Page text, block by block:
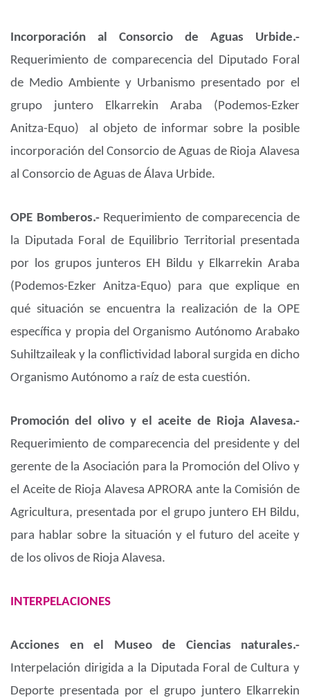
Incorporación al Consorcio de Aguas Urbide.-
Requerimiento de comparecencia del Diputado Foral
de Medio Ambiente y Urbanismo presentado por el
grupo juntero Elkarrekin Araba (Podemos-Ezker
Anitza-Equo) al objeto de informar sobre la posible
incorporación del Consorcio de Aguas de Rioja Alavesa
al Consorcio de Aguas de Álava Urbide.
OPE Bomberos.- Requerimiento de comparecencia de
la Diputada Foral de Equilibrio Territorial presentada
por los grupos junteros EH Bildu y Elkarrekin Araba
(Podemos-Ezker Anitza-Equo) para que explique en
qué situación se encuentra la realización de la OPE
específica y propia del Organismo Autónomo Arabako
Suhiltzaileak y la conflictividad laboral surgida en dicho
Organismo Autónomo a raíz de esta cuestión.
Promoción del olivo y el aceite de Rioja Alavesa.-
Requerimiento de comparecencia del presidente y del
gerente de la Asociación para la Promoción del Olivo y
el Aceite de Rioja Alavesa APRORA ante la Comisión de
Agricultura, presentada por el grupo juntero EH Bildu,
para hablar sobre la situación y el futuro del aceite y
de los olivos de Rioja Alavesa.
INTERPELACIONES
Acciones en el Museo de Ciencias naturales.-
Interpelación dirigida a la Diputada Foral de Cultura y
Deporte presentada por el grupo juntero Elkarrekin